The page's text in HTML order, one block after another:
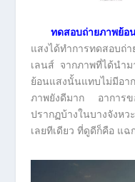
ทดสอบถ่ายภาพย้อ
แสงได้ทำการทดสอบ
เลนส์ จากภาพที่ได้นำ
ย้อนแสงนั้นแทบไม่มีอ
ภาพยังดีมาก อาการ
ปรากฏบ้างในบางจังห
เลยทีเดียว ที่ดูดีก็คือ แฉ